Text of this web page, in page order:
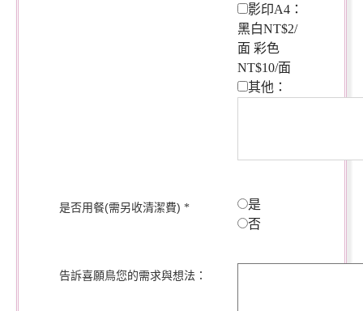
影印A4：
黑白NT$2/
面 彩色
NT$10/面
其他：
是否用餐(需另收清潔費) *
是
否
告訴喜願鳥您的需求與想法：